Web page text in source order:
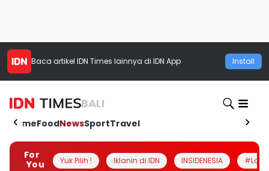
Baca artikel IDN Times lainnya di IDN App Install
BALI
HomeFoodNewsSportTravel
For
You
Yuk Pilih ! Iklanin di IDN INSIDENESIA